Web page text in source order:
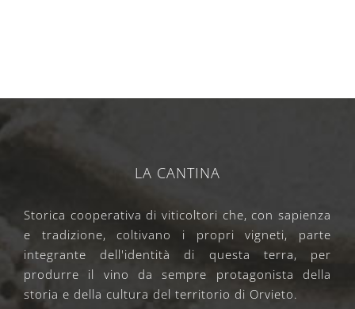
LA CANTINA
Storica cooperativa di viticoltori che, con sapienza
e tradizione, coltivano i propri vigneti, parte
integrante dell'identità di questa terra, per
produrre il vino da sempre protagonista della
storia e della cultura del territorio di Orvieto.